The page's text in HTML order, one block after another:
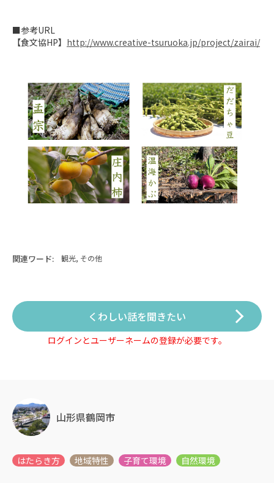
■参考URL
【食文協HP】 http://www.creative-tsuruoka.jp/project/zairai/
関連ワード: 観光, その他
くわしい話を聞きたい
ログインとユーザーネームの登録が必要です。
山形県鶴岡市